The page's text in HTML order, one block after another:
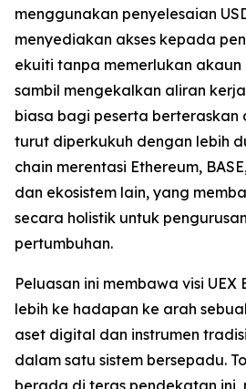
menggunakan penyelesaian
menyediakan akses kepada
ekuiti tanpa memerlukan
sambil mengekalkan aliran
biasa bagi peserta berteraskan
turut diperkukuh dengan lebih
chain merentasi Ethereum,
dan ekosistem lain, yang
secara holistik untuk
pertumbuhan.
Peluasan ini membawa visi
lebih ke hadapan ke arah
aset digital dan instrumen
dalam satu sistem bersepadu.
berada di teras pendekatan ini,